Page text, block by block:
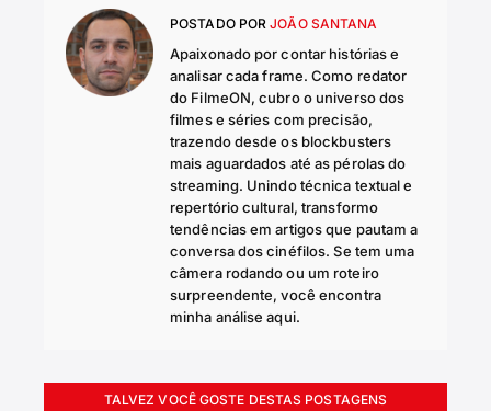
POSTADO POR JOÃO SANTANA
Apaixonado por contar histórias e
analisar cada frame. Como redator
do FilmeON, cubro o universo dos
filmes e séries com precisão,
trazendo desde os blockbusters
mais aguardados até as pérolas do
streaming. Unindo técnica textual e
repertório cultural, transformo
tendências em artigos que pautam a
conversa dos cinéfilos. Se tem uma
câmera rodando ou um roteiro
surpreendente, você encontra
minha análise aqui.
TALVEZ VOCÊ GOSTE DESTAS POSTAGENS